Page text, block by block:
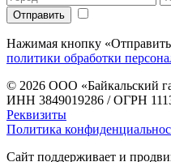
Нажимая кнопку
политики обработки
© 2026 ООО «Байкальский
ИНН 3849019286 / ОГРН
Реквизиты
Политика
Сайт поддерживает и